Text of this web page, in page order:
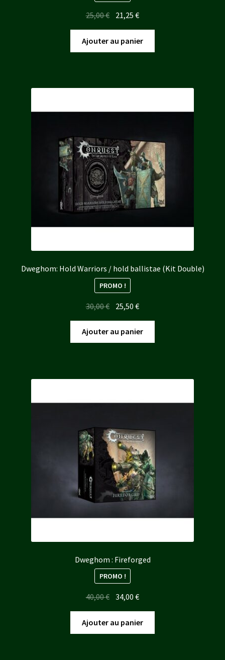
25,00€ Le
prix
initial
était :
21,25€Le
prix
actuel
est :
Ajouter au panier
Dweghom: Hold Warriors / hold ballistae (Kit Double)
PROMO !
30,00€ Le
initial
était :
25,50€Le
actuel
est :
Ajouter au panier
Dweghom : Fireforged
PROMO !
40,00€ Le
prix
initial
était :
34,00€Le
prix
actuel
est :
Ajouter au panier